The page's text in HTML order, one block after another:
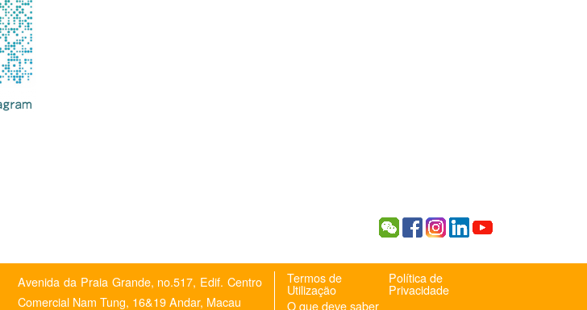
Avenida da Praia Grande, no.517, Edif. Centro
Comercial Nam Tung, 16&19 Andar, Macau
Termos de
Utilização
Política de
Privacidade
O que deve saber